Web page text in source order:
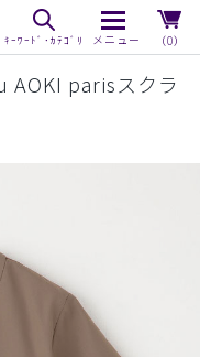
（0）
AOKI parisスクラ